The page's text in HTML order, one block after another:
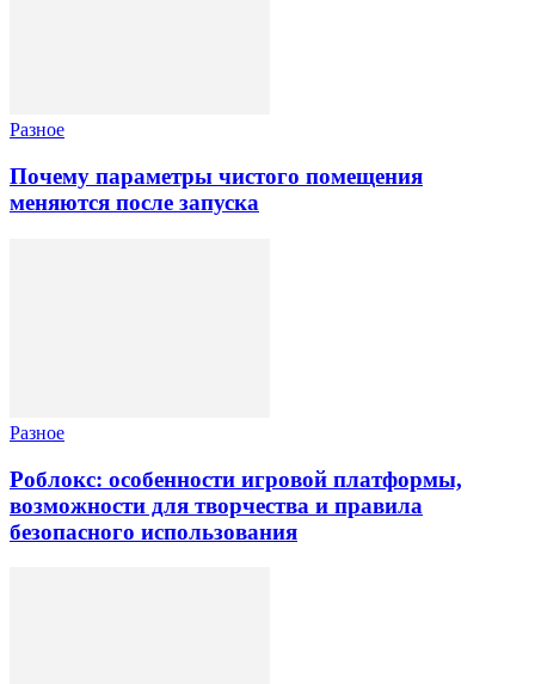
Разное
Почему параметры чистого помещения
меняются после запуска
Разное
Роблокс: особенности игровой платформы,
возможности для творчества и правила
безопасного использования